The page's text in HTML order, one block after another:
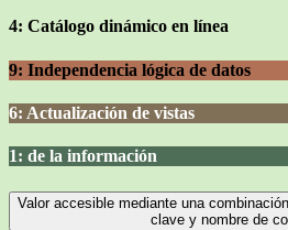
4: Catálogo dinámico en línea
9: Independencia lógica de datos
6: Actualización de vistas
1: de la información
Valor accesible mediante una
clave y nombre de